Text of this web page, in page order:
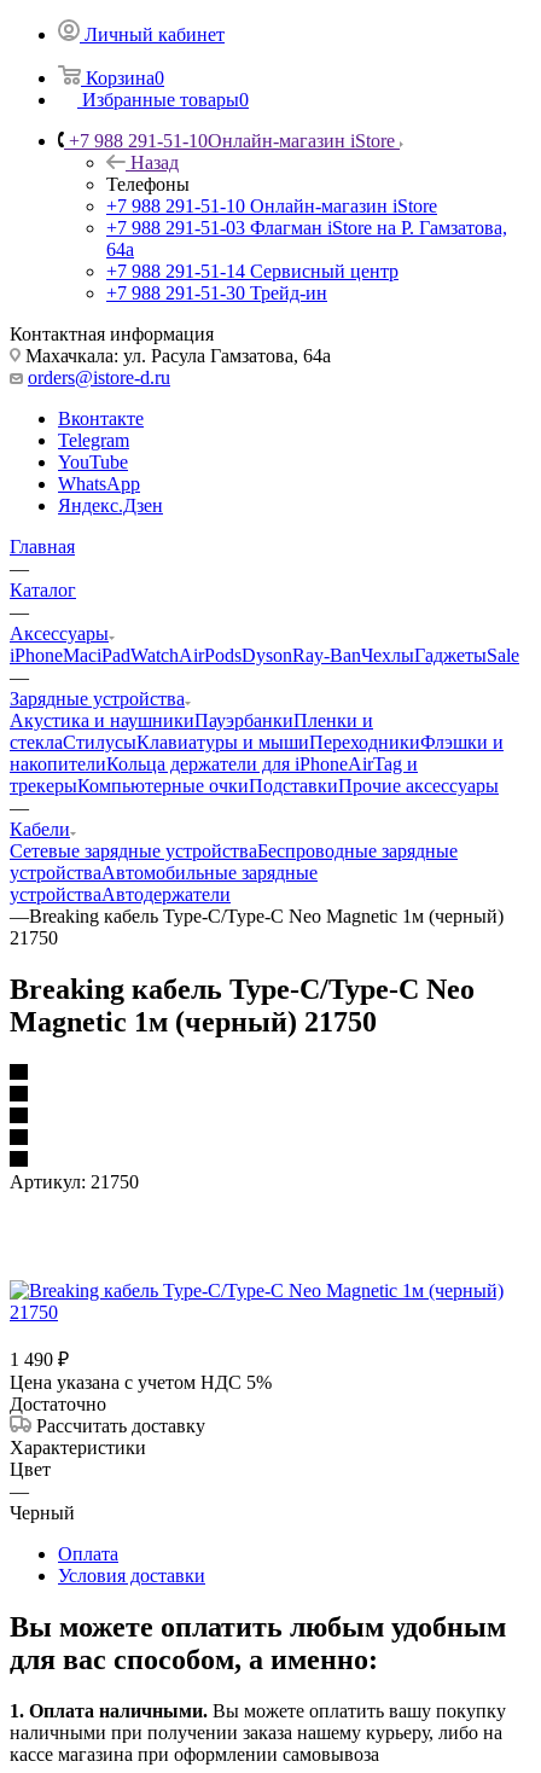
Личный кабинет
Корзина0
Избранные товары0
+7 988 291-51-10Онлайн-магазин iStore
Назад
Телефоны
+7 988 291-51-10 Онлайн-магазин iStore
+7 988 291-51-03 Флагман iStore на Р. Гамзатова,
64а
+7 988 291-51-14 Сервисный центр
+7 988 291-51-30 Трейд-ин
Контактная информация
Махачкала: ул. Расула Гамзатова, 64а
orders@istore-d.ru
Вконтакте
Telegram
YouTube
WhatsApp
Яндекс.Дзен
Главная
—
Каталог
—
Аксессуары
iPhoneMaciPadWatchAirPodsDysonRay-BanЧехлыГаджетыSale
—
Зарядные устройства
Акустика и наушникиПауэрбанкиПленки и
стеклаСтилусыКлавиатуры и мышиПереходникиФлэшки и
накопителиКольца держатели для iPhoneAirTag и
трекерыКомпьютерные очкиПодставкиПрочие аксессуары
—
Кабели
Сетевые зарядные устройстваБеспроводные зарядные
устройстваАвтомобильные зарядные
устройстваАвтодержатели
—Breaking кабель Type-C/Type-C Neo Magnetic 1м (черный)
21750
Breaking кабель Type-C/Type-C Neo
Magnetic 1м (черный) 21750
Артикул: 21750
1 490 ₽
Цена указана с учетом НДС 5%
Достаточно
Рассчитать доставку
Характеристики
Цвет
—
Черный
Оплата
Условия доставки
Вы можете оплатить любым удобным
для вас способом, а именно:
1. Оплата наличными. Вы можете оплатить вашу покупку
наличными при получении заказа нашему курьеру, либо на
кассе магазина при оформлении самовывоза